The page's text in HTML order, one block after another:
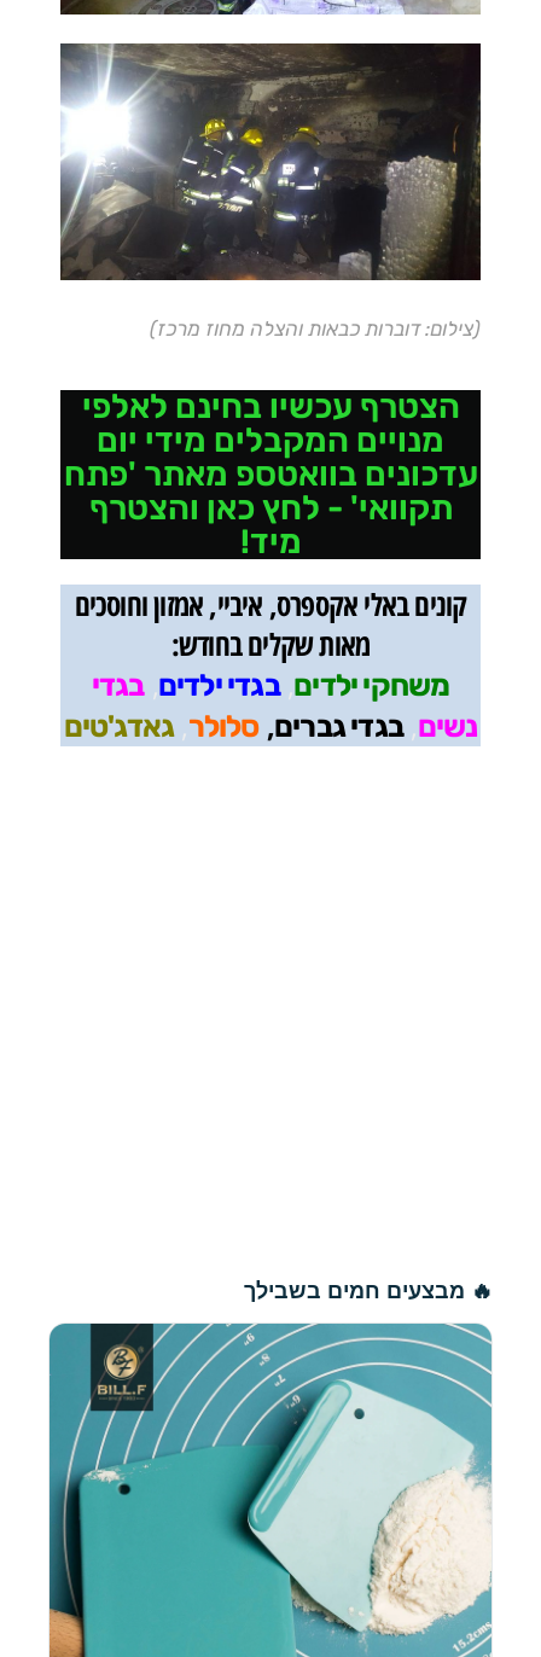
(צילום: דוברות כבאות והצלה מחוז מרכז)
הצטרף עכשיו בחינם לאלפי
מנויים המקבלים מידי יום
עדכונים בוואטספ מאתר 'פתח
תקוואי' - לחץ כאן והצטרף
מיד!
קונים באלי אקספרס, איביי, אמזון וחוסכים
מאות שקלים בחודש:
משחקי ילדים,בגדי ילדים,בגדי
נשים,בגדי גברים, סלולר,גאדג'טים
🔥 מבצעים חמים בשבילך